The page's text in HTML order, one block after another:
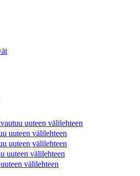
uuteen välilehteen
uuteen välilehteen
uuteen välilehteen
uuteen välilehteen
välilehteen